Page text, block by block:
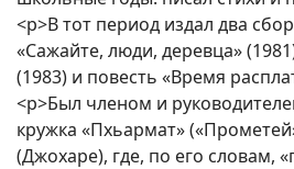
<p>В тот период издал два
«Сажайте, люди, деревца»
(1983) и повесть «Время
<p>Был членом и
кружка «Пхьармат»
(Джохаре), где, по его словам,